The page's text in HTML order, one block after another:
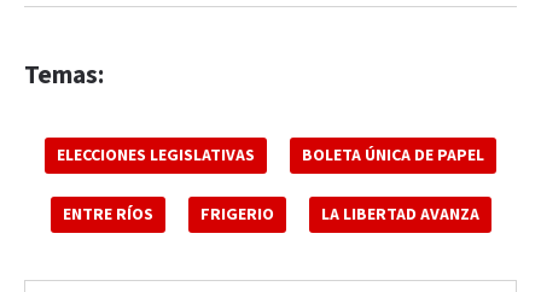
Temas:
ELECCIONES LEGISLATIVAS BOLETA ÚNICA DE PAPEL
ENTRE RÍOS FRIGERIO LA LIBERTAD AVANZA